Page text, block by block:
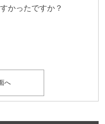
かったですか？